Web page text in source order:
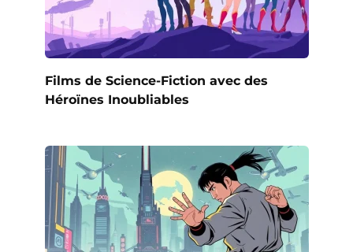
Films de Science-Fiction avec des
Héroïnes Inoubliables